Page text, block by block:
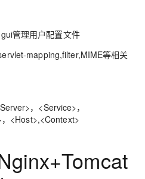
管理用户配置文件
mapping,filter,MIME等相关
，<Service>，
<Host>,<Context>